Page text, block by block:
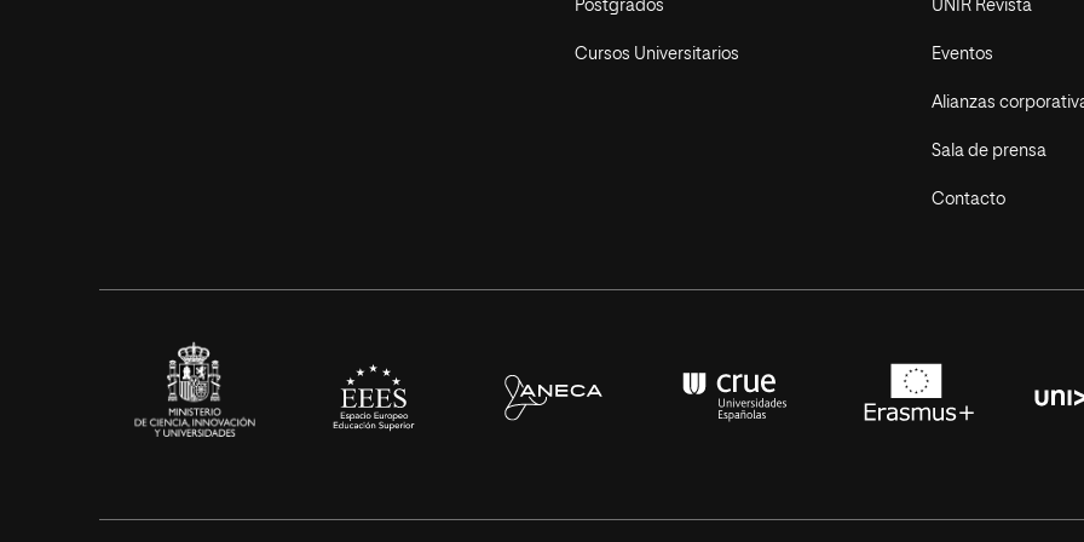
Postgrados
Cursos Universitarios
UNIR Revista
Eventos
Alianzas
Sala de prensa
Contacto